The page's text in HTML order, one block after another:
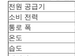
전원 공급기
소비 전력
통로 폭
온도
습도